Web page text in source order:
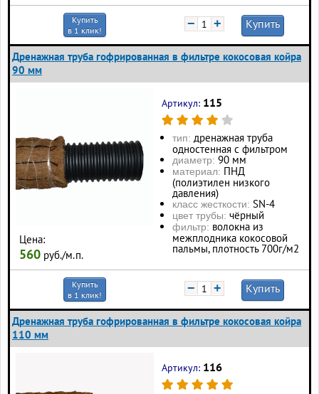
Купить
в 1 клик!
− + Купить
Дренажная труба гофрированная в фильтре кокосовая койра
90 мм
Цена:
560 руб./м.п.
Артикул: 115
тип: дренажная труба
одностенная с фильтром
диаметр: 90 мм
материал: ПНД
(полиэтилен низкого
давления)
класс жесткости: SN-4
цвет трубы: чёрный
фильтр: волокна из
межплодника кокосовой
пальмы, плотность 700г/м2
Купить
в 1 клик!
− + Купить
Дренажная труба гофрированная в фильтре кокосовая койра
110 мм
Артикул: 116